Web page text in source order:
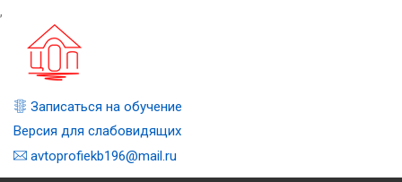
,
Записаться на обучение
Версия для слабовидящих
avtoprofiekb196@mail.ru